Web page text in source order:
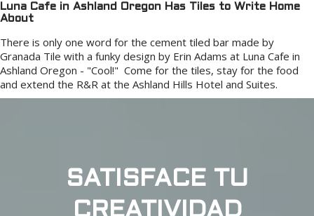
Luna Cafe in Ashland Oregon Has Tiles to Write Home
About
There is only one word for the cement tiled bar made by
Granada Tile with a funky design by Erin Adams at Luna Cafe in
Ashland Oregon - "Cool!" Come for the tiles, stay for the food
and extend the R&R at the Ashland Hills Hotel and Suites.
SATISFACE TU
CREATIVIDAD